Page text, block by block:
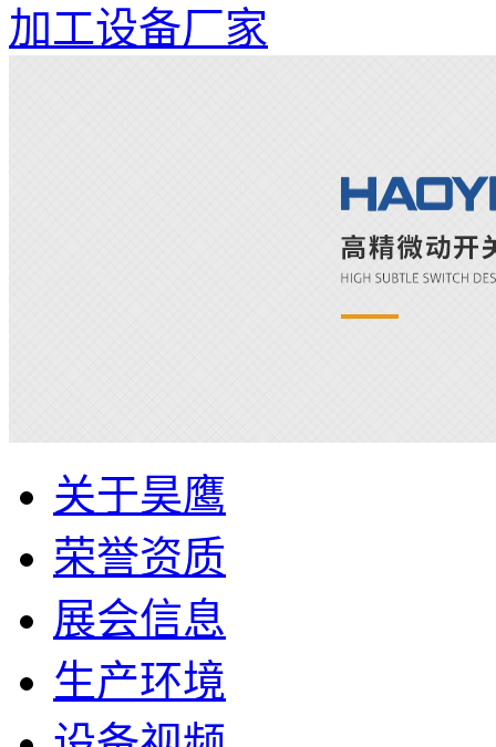
加工设备厂家
关于昊鹰
荣誉资质
展会信息
生产环境